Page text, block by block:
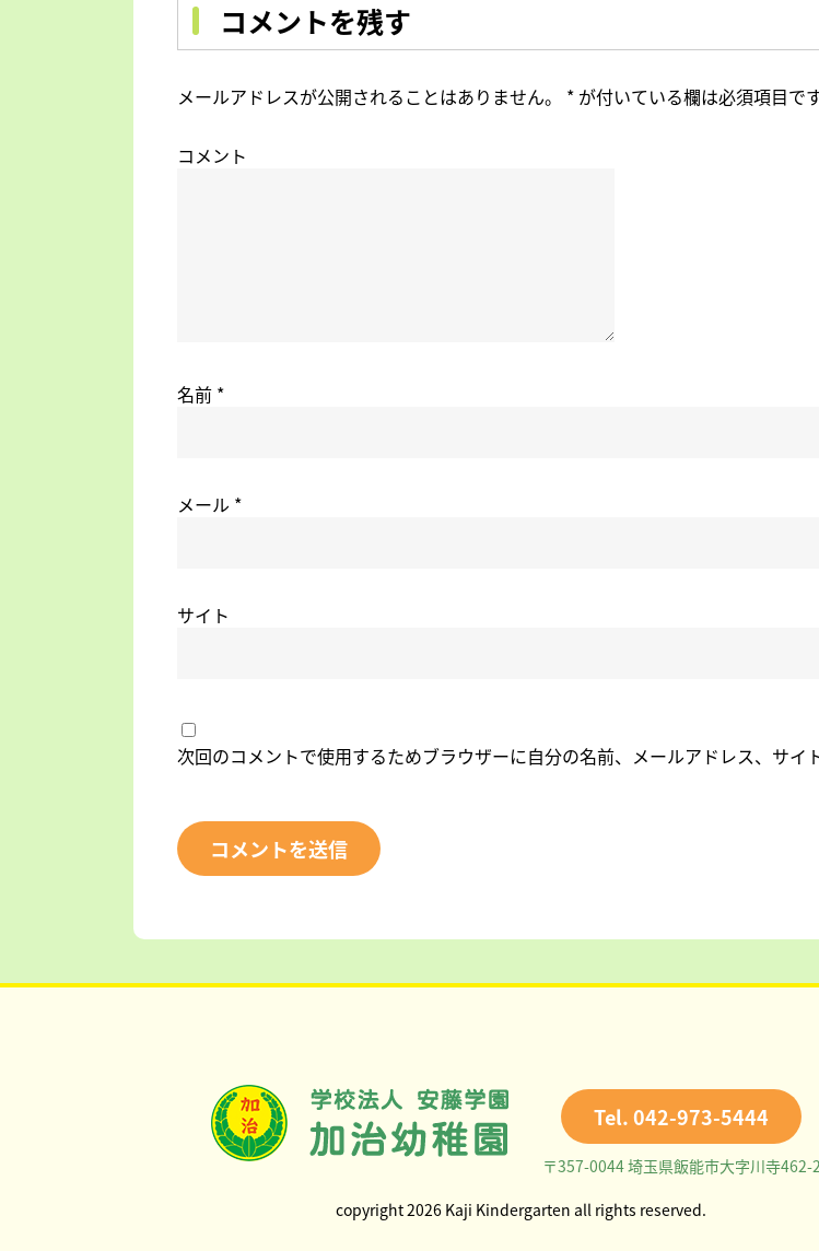
コメントを残す
メールアドレスが公開されることはありません。 * が付いている欄は必須項目で
コメント
名前 *
メール *
サイト
次回のコメントで使用するためブラウザーに自分の名前、メールアドレス、サイ
Tel. 042-973-5444
〒357-0044 埼玉県飯能市大字川寺462-2
copyright 2026 Kaji Kindergarten all rights reserved.